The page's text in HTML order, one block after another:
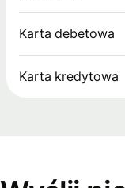
Karta debetowa
Karta kredytowa